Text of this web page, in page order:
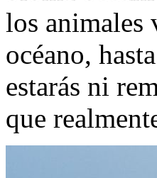
los animales
océano,
estarás ni
que